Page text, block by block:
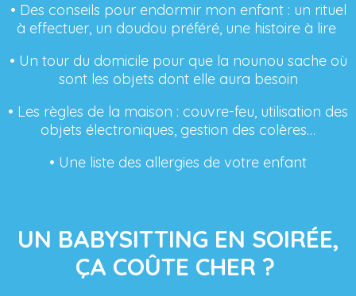
• Des conseils pour endormir mon enfant : un rituel
à effectuer, un doudou préféré, une histoire à lire
• Un tour du domicile pour que la nounou sache où
sont les objets dont elle aura besoin
• Les règles de la maison : couvre-feu, utilisation des
objets électroniques, gestion des colères…
• Une liste des allergies de votre enfant
UN BABYSITTING EN SOIRÉE,
ÇA COÛTE CHER ?